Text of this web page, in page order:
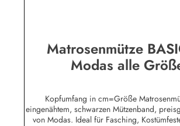
Matrosenmütze
Modas alle
Kopfumfang in cm=Größe
eingenähtem, schwarzen Mützenband,
von Modas. Ideal für Fasching,